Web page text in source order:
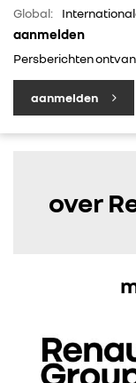
Global:
aanmelden
Persberichten
aanmelden
over